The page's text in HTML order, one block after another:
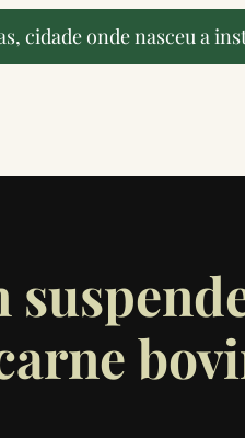
cidade onde nasceu a